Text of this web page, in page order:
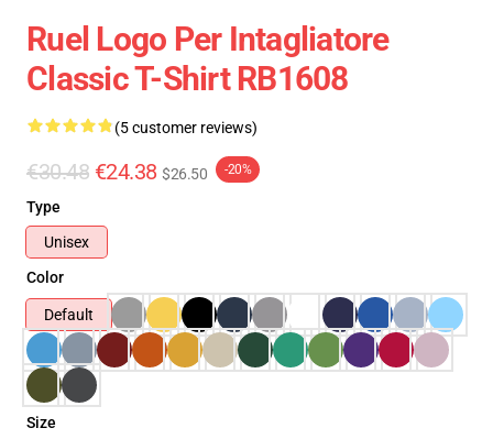
Ruel Logo Per Intagliatore
Classic T-Shirt RB1608
(5 customer reviews)
€30.48 €24.38 $26.50 -20%
Type
Unisex
Color
Default
Size